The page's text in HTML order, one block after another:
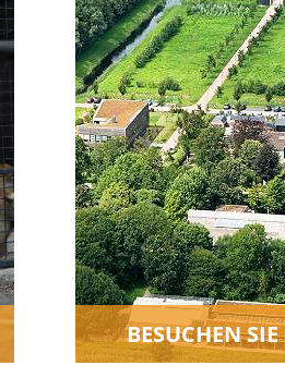
Wir laden Sie ein,
eigenen Augen zu
wie wir uns jeden
die Tiere einsetzen.
BESUCHEN